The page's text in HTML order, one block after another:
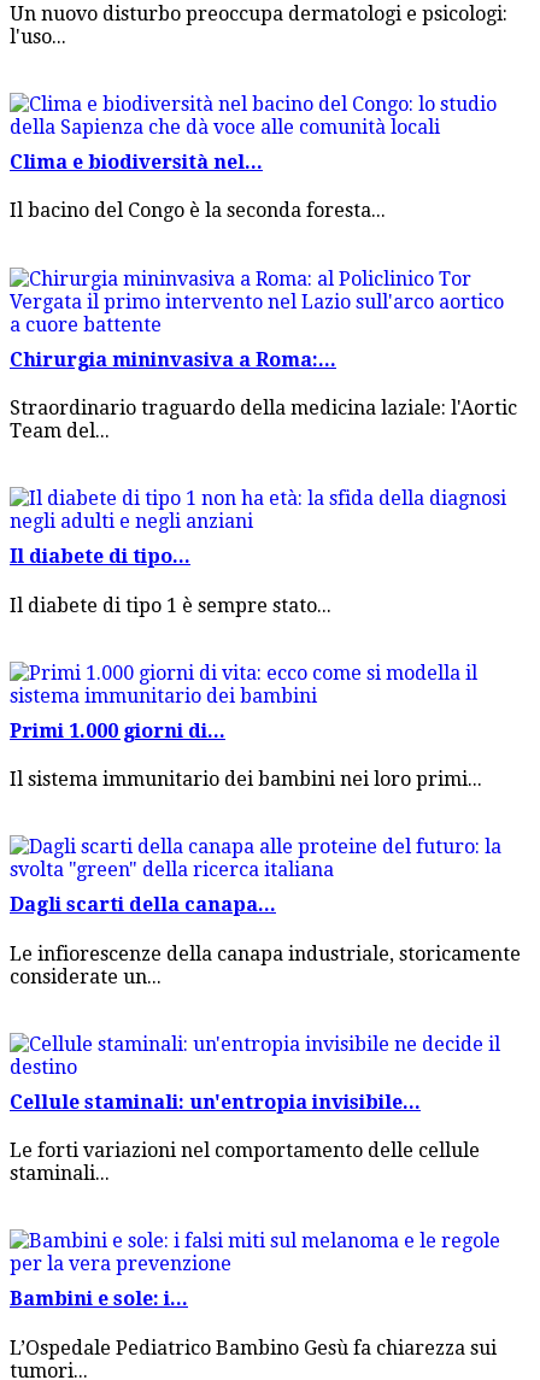
Un nuovo disturbo preoccupa dermatologi e psicologi:
l'uso...
Clima e biodiversità nel...
Il bacino del Congo è la seconda foresta...
Chirurgia mininvasiva a Roma:...
Straordinario traguardo della medicina laziale: l'Aortic
Team del...
Il diabete di tipo...
Il diabete di tipo 1 è sempre stato...
Primi 1.000 giorni di...
Il sistema immunitario dei bambini nei loro primi...
Dagli scarti della canapa...
Le infiorescenze della canapa industriale, storicamente
considerate un...
Cellule staminali: un'entropia invisibile...
Le forti variazioni nel comportamento delle cellule
staminali...
Bambini e sole: i...
L’Ospedale Pediatrico Bambino Gesù fa chiarezza sui
tumori...